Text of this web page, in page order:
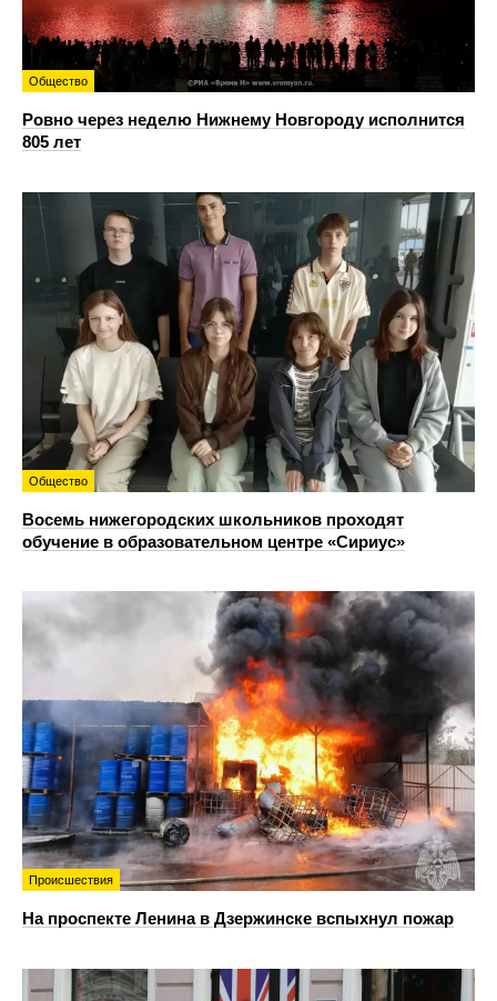
Общество
Ровно через неделю Нижнему Новгороду исполнится
805 лет
Общество
Восемь нижегородских школьников проходят
обучение в образовательном центре «Сириус»
Происшествия
На проспекте Ленина в Дзержинске вспыхнул пожар